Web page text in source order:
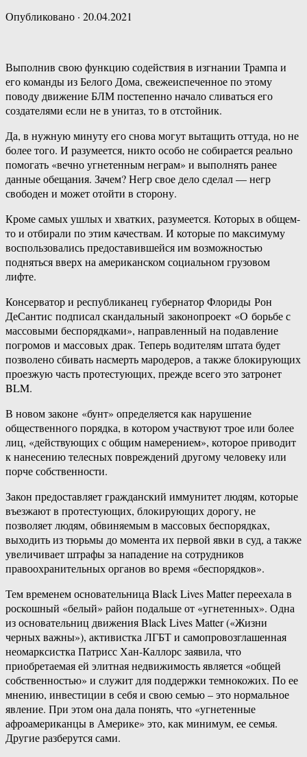
Опубликовано · 20.04.2021
Выполнив свою функцию содействия в изгнании Трампа и
его команды из Белого Дома, свежеиспеченное по этому
поводу движение БЛМ постепенно начало сливаться его
создателями если не в унитаз, то в отстойник.
Да, в нужную минуту его снова могут вытащить оттуда, но не
более того. И разумеется, никто особо не собирается реально
помогать «вечно угнетенным неграм» и выполнять ранее
данные обещания. Зачем? Негр свое дело сделал — негр
свободен и может отойти в сторону.
Кроме самых ушлых и хватких, разумеется. Которых в общем-
то и отбирали по этим качествам. И которые по максимуму
воспользовались предоставившейся им возможностью
подняться вверх на американском социальном грузовом
лифте.
Консерватор и республиканец губернатор Флориды Рон
ДеСантис подписал скандальный законопроект «О борьбе с
массовыми беспорядками», направленный на подавление
погромов и массовых драк. Теперь водителям штата будет
позволено сбивать насмерть мародеров, а также блокирующих
проезжую часть протестующих, прежде всего это затронет
BLM.
В новом законе «бунт» определяется как нарушение
общественного порядка, в котором участвуют трое или более
лиц, «действующих с общим намерением», которое приводит
к нанесению телесных повреждений другому человеку или
порче собственности.
Закон предоставляет гражданский иммунитет людям, которые
въезжают в протестующих, блокирующих дорогу, не
позволяет людям, обвиняемым в массовых беспорядках,
выходить из тюрьмы до момента их первой явки в суд, а также
увеличивает штрафы за нападение на сотрудников
правоохранительных органов во время «беспорядков».
Тем временем основательница Black Lives Matter переехала в
роскошный «белый» район подальше от «угнетенных». Одна
из основательниц движения Black Lives Matter («Жизни
черных важны»), активистка ЛГБТ и самопровозглашенная
неомарксистка Патрисс Хан-Каллорс заявила, что
приобретаемая ей элитная недвижимость является «общей
собственностью» и служит для поддержки темнокожих. По ее
мнению, инвестиции в себя и свою семью – это нормальное
явление. При этом она дала понять, что «угнетенные
афроамериканцы в Америке» это, как минимум, ее семья.
Другие разберутся сами.